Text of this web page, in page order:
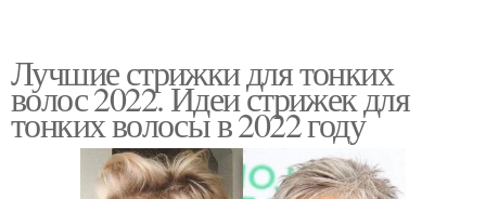
Лучшие стрижки для тонких
волос 2022. Идеи стрижек для
тонких волосы в 2022 году